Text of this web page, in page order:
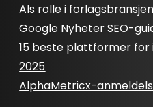
AIs rolle i forlagsbransjen
Google Nyheter SEO-
15 beste plattformer for
2025
AlphaMetricx-